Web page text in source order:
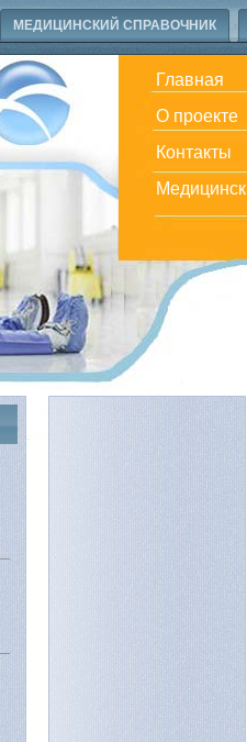
МЕДИЦИНСКИЙ СПРАВОЧНИК
Главная
О проекте
Контакты